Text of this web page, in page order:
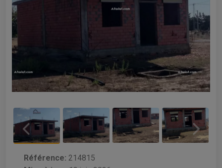
Référence: 214815